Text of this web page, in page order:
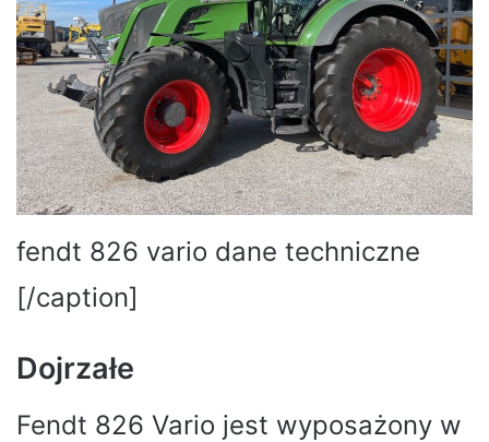
fendt 826 vario dane techniczne
[/caption]
Dojrzałe
Fendt 826 Vario jest wyposażony w